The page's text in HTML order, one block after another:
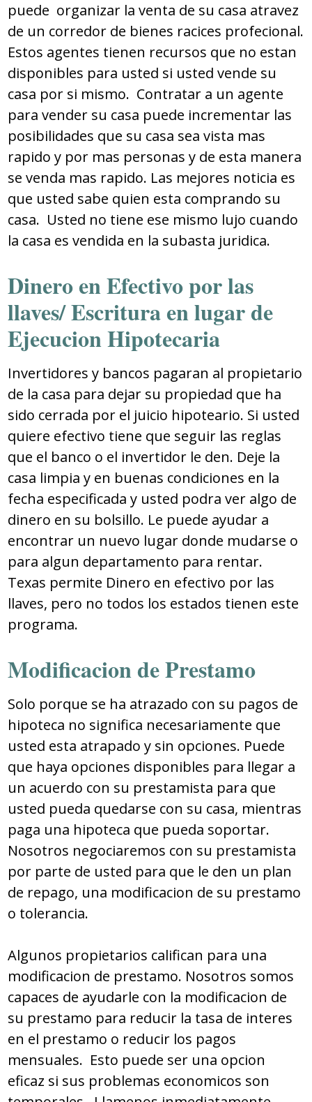
puede organizar la venta de su casa atravez
de un corredor de bienes racices profecional.
Estos agentes tienen recursos que no estan
disponibles para usted si usted vende su
casa por si mismo. Contratar a un agente
para vender su casa puede incrementar las
posibilidades que su casa sea vista mas
rapido y por mas personas y de esta manera
se venda mas rapido. Las mejores noticia es
que usted sabe quien esta comprando su
casa. Usted no tiene ese mismo lujo cuando
la casa es vendida en la subasta juridica.
Dinero en Efectivo por las
llaves/ Escritura en lugar de
Ejecucion Hipotecaria
Invertidores y bancos pagaran al propietario
de la casa para dejar su propiedad que ha
sido cerrada por el juicio hipoteario. Si usted
quiere efectivo tiene que seguir las reglas
que el banco o el invertidor le den. Deje la
casa limpia y en buenas condiciones en la
fecha especificada y usted podra ver algo de
dinero en su bolsillo. Le puede ayudar a
encontrar un nuevo lugar donde mudarse o
para algun departamento para rentar.
Texas permite Dinero en efectivo por las
llaves, pero no todos los estados tienen este
programa.
Modificacion de Prestamo
Solo porque se ha atrazado con su pagos de
hipoteca no significa necesariamente que
usted esta atrapado y sin opciones. Puede
que haya opciones disponibles para llegar a
un acuerdo con su prestamista para que
usted pueda quedarse con su casa, mientras
paga una hipoteca que pueda soportar.
Nosotros negociaremos con su prestamista
por parte de usted para que le den un plan
de repago, una modificacion de su prestamo
o tolerancia.
Algunos propietarios califican para una
modificacion de prestamo. Nosotros somos
capaces de ayudarle con la modificacion de
su prestamo para reducir la tasa de interes
en el prestamo o reducir los pagos
mensuales. Esto puede ser una opcion
eficaz si sus problemas economicos son